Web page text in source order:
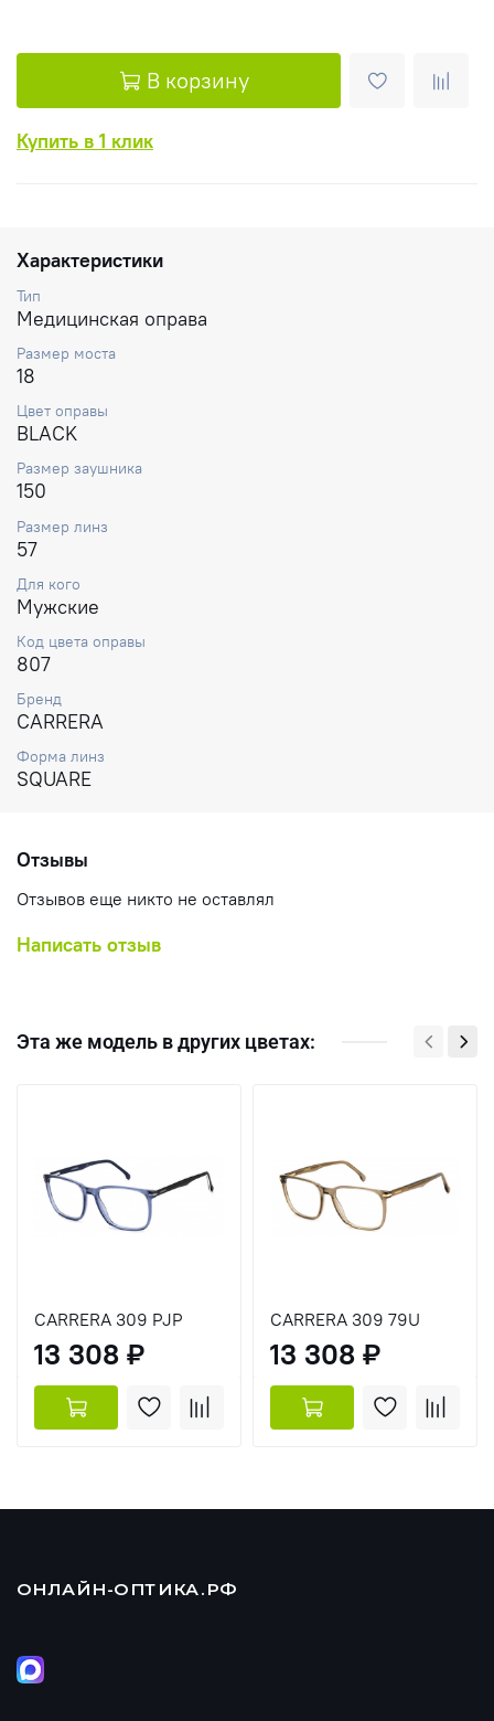
В корзину
Купить в 1 клик
Характеристики
Тип
Медицинская оправа
Размер моста
18
Цвет оправы
BLACK
Размер заушника
150
Размер линз
57
Для кого
Мужские
Код цвета оправы
807
Бренд
CARRERA
Форма линз
SQUARE
Отзывы
Отзывов еще никто не оставлял
Написать отзыв
Эта же модель в других цветах:
CARRERA 309 PJP
13 308 ₽
CARRERA 309 79U
13 308 ₽
ОНЛАЙН-ОПТИКА.РФ